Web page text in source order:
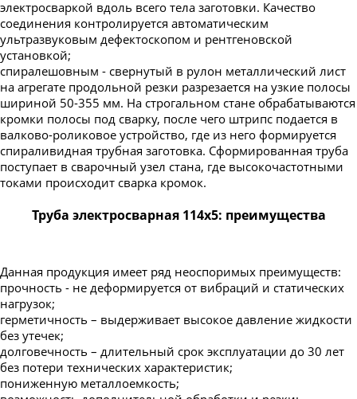
электросваркой вдоль всего тела заготовки. Качество
соединения контролируется автоматическим
ультразвуковым дефектоскопом и рентгеновской
установкой;
спиралешовным - свернутый в рулон металлический лист
на агрегате продольной резки разрезается на узкие полосы
шириной 50-355 мм. На строгальном стане обрабатываются
кромки полосы под сварку, после чего штрипс подается в
валково-роликовое устройство, где из него формируется
спираливидная трубная заготовка. Сформированная труба
поступает в сварочный узел стана, где высокочастотными
токами происходит сварка кромок.
Труба электросварная 114х5: преимущества
Данная продукция имеет ряд неоспоримых преимуществ:
прочность - не деформируется от вибраций и статических
нагрузок;
герметичность – выдерживает высокое давление жидкости
без утечек;
долговечность – длительный срок эксплуатации до 30 лет
без потери технических характеристик;
пониженную металлоемкость;